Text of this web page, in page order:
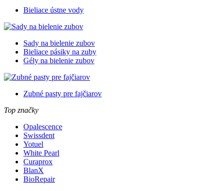
Bieliace ústne vody
Sady na bielenie zubov
Bieliace pásiky na zuby
Gély na bielenie zubov
Zubné pasty pre fajčiarov
Top značky
Opalescence
Swissdent
Yotuel
White Pearl
Curaprox
BlanX
BioRepair